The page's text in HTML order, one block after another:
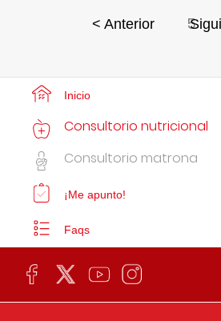
< Anterior 5
Inicio
Consultorio nutricional
Consultorio matrona
¡Me apunto!
Faqs